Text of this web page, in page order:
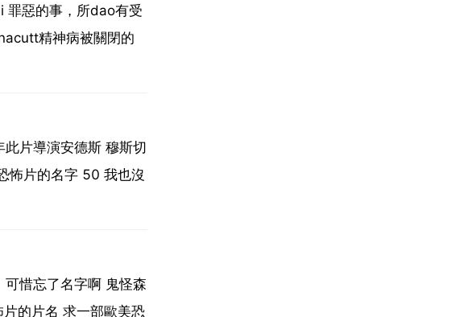
罪惡的事，所dao有受
精神病被關閉的
片導演安德斯 穆斯切
怖片的名字 50 我也沒
惜忘了名字啊 鬼怪森
的片名 求一部歐美恐